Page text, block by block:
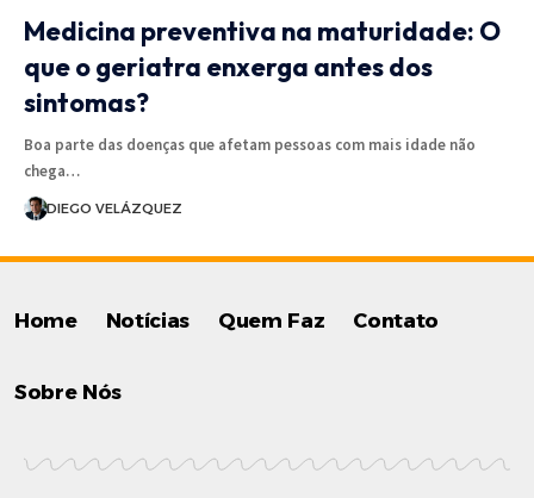
Medicina preventiva na maturidade: O
que o geriatra enxerga antes dos
sintomas?
Boa parte das doenças que afetam pessoas com mais idade não
chega…
DIEGO VELÁZQUEZ
Home Notícias Quem Faz Contato
Sobre Nós